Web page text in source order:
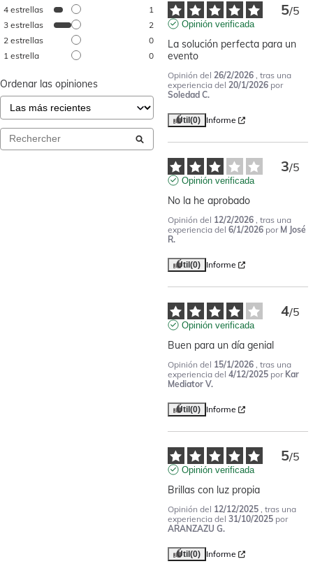
4 estrellas
1
3 estrellas
2
2 estrellas
0
1 estrella 0
Ordenar las opiniones
5/5
Opinión verificada
La solución perfecta para un
evento
Opinión del 26/2/2026 , tras una
experiencia del 20/1/2026 por
Soledad C.
Útil (0) Informe
3/5
Opinión verificada
No la he aprobado
Opinión del 12/2/2026 , tras una
experiencia del 6/1/2026 por M José
R.
Útil (0) Informe
4/5
Opinión verificada
Buen para un día genial
Opinión del 15/1/2026 , tras una
experiencia del 4/12/2025 por Kar
Mediator V.
Útil (0) Informe
5/5
Opinión verificada
Brillas con luz propia
Opinión del 12/12/2025 , tras una
experiencia del 31/10/2025 por
ARANZAZU G.
Útil (0) Informe